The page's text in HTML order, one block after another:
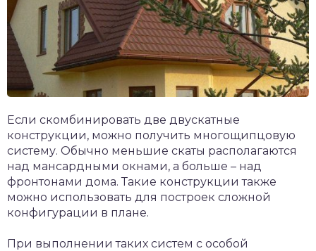
Если скомбинировать две двускатные
конструкции, можно получить многощипцовую
систему. Обычно меньшие скаты располагаются
над мансардными окнами, а больше – над
фронтонами дома. Такие конструкции также
можно использовать для построек сложной
конфигурации в плане.
При выполнении таких систем с особой